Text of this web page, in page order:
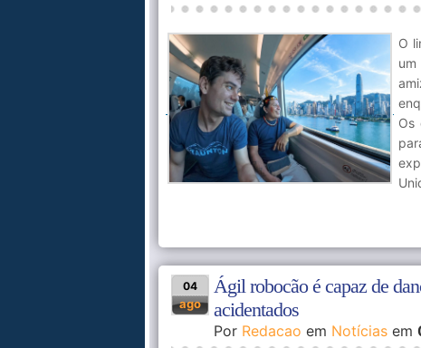
O
Os
04
ago
Ágil robocão é capaz de
acidentados
Por Redacao em Notícias em